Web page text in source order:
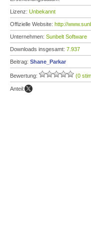
Lizenz: Unbekannt
Offizielle Website: http://
Unternehmen: Sunbelt Software
Downloads insgesamt: 7.937
Beitrag: Shane_Parkar
Bewertung: (0
Anteil: